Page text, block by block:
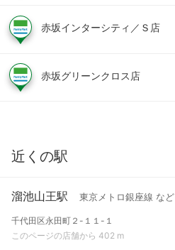
赤坂インターシティ／Ｓ店
赤坂グリーンクロス店
近くの駅
溜池山王駅 東京メトロ銀座線 など
千代田区永田町２-１１-１
このページの店舗から 402 m